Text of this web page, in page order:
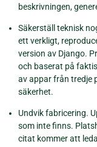
beskrivningen,
Säkerställ teknisk
ett verkligt,
version av Django.
och baserat på
av appar från tredje
säkerhet.
Undvik fabricering.
som inte finns.
citat kommer att